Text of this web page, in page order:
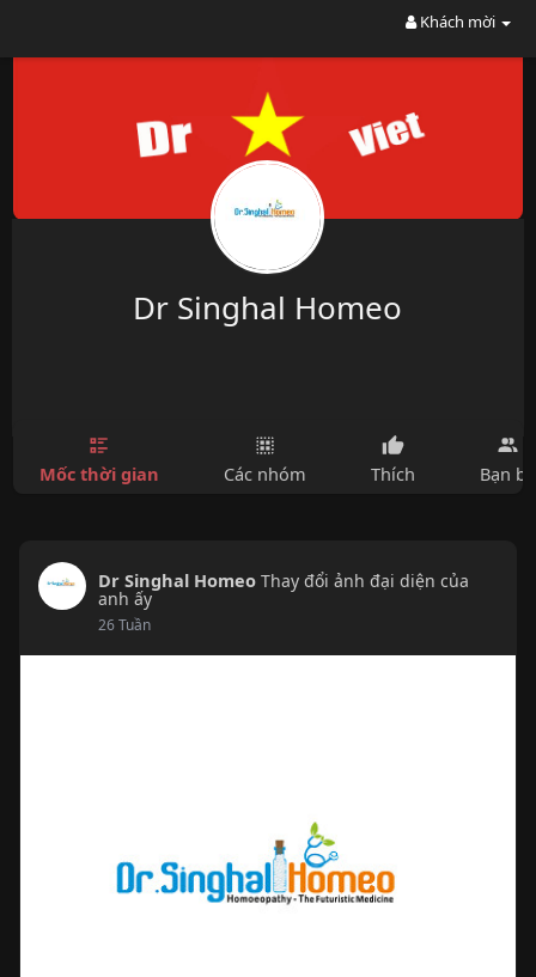
Khách mời
Dr Singhal Homeo
Mốc thời gian Các nhóm Thích Bạn bè
Dr Singhal Homeo Thay đổi ảnh đại diện của
anh ấy
26 Tuần